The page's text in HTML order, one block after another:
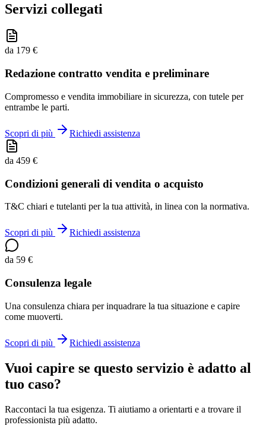
Servizi collegati
da 179 €
Redazione contratto vendita e preliminare
Compromesso e vendita immobiliare in sicurezza, con tutele per
entrambe le parti.
Scopri di più Richiedi assistenza
da 459 €
Condizioni generali di vendita o acquisto
T&C chiari e tutelanti per la tua attività, in linea con la normativa.
Scopri di più Richiedi assistenza
da 59 €
Consulenza legale
Una consulenza chiara per inquadrare la tua situazione e capire
come muoverti.
Scopri di più Richiedi assistenza
Vuoi capire se questo servizio è adatto al
tuo caso?
Raccontaci la tua esigenza. Ti aiutiamo a orientarti e a trovare il
professionista più adatto.